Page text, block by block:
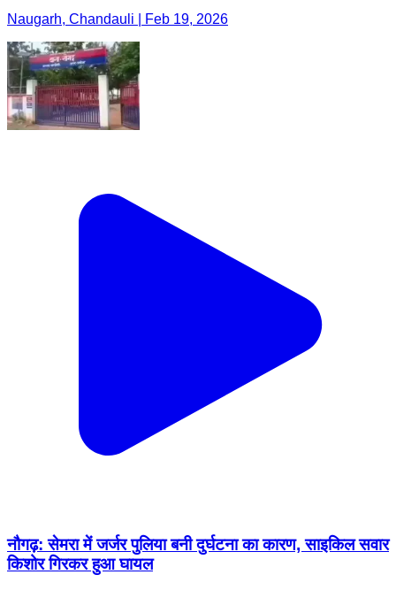
Naugarh, Chandauli | Feb 19, 2026
नौगढ़: सेमरा में जर्जर पुलिया बनी दुर्घटना का कारण, साइकिल सवार
किशोर गिरकर हुआ घायल